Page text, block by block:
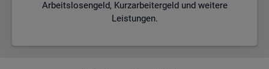
Arbeitslosengeld, Kurzarbeitergeld und weitere
Leistungen.